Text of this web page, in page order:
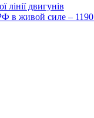
двигунів
в живой силе –